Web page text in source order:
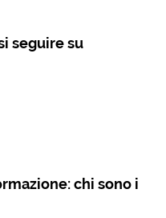
seguire su
chi sono i